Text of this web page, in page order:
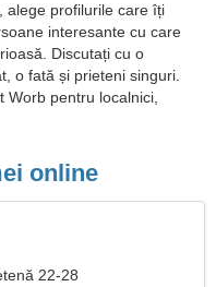
alege profilurile care îți
interesante cu care
Discutați cu o
o fată și prieteni singuri.
pentru localnici,
online
22-28